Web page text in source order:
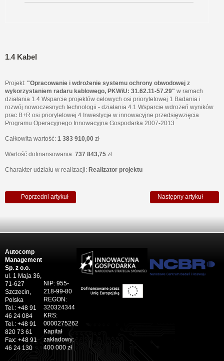
1.4 Kabel
Projekt: "Opracowanie i wdrożenie systemu ochrony obwodowej z
wykorzystaniem radaru kablowego, PKWiU: 31.62.11-57.29" w ramach
działania 1.4 Wsparcie projektów celowych osi priorytetowej 1 Badania i
rozwój nowoczesnych technologii - działania 4.1 Wsparcie wdrożeń wyników
prac B+R osi priorytetowej 4 Inwestycje w innowacyjne przedsięwzięcia
Programu Operacyjnego Innowacyjna Gospodarka 2007-2013
Całkowita wartość: 1 383 910,00 zł
Wartość dofinansowania: 737 843,75 zł
Charakter udziału w realizacji: Realizator projektu
Poprzedni artykuł Następny artykuł
Autocomp
Management
Sp. z o.o.
ul. 1 Maja 36,
71-627
Szczecin,
Polska
Tel.: +48 91
46 24 084
Tel.: +48 91
820 73 61
Fax: +48 91
46 24 130
NIP: 955-
218-99-80
REGON:
320324344
KRS:
0000275262
Kapitał
zakładowy:
400 000 zł